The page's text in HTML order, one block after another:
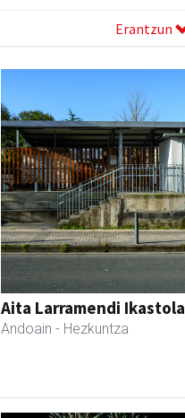
Erantzun
Aita Larramendi Ikastola
Andoain - Hezkuntza